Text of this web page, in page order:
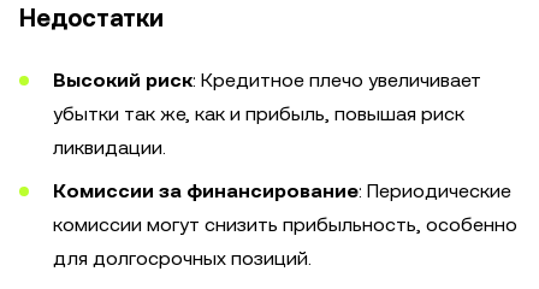
Недостатки
Высокий риск: Кредитное плечо увеличивает
убытки так же, как и прибыль, повышая риск
ликвидации.
Комиссии за финансирование: Периодические
комиссии могут снизить прибыльность, особенно
для долгосрочных позиций.